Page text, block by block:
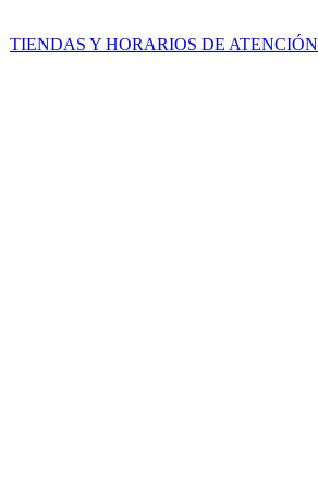
TIENDAS Y HORARIOS DE ATENCIÓN